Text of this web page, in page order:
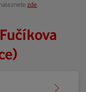
zde
Fučíkova